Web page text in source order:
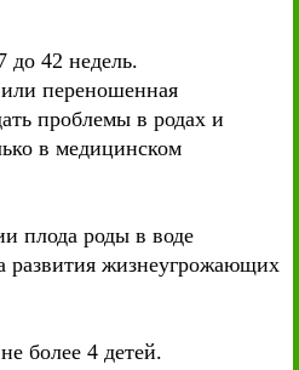
до 42 недель.
переношенная
проблемы в родах и
в медицинском
плода роды в воде
развития жизнеугрожающих
более 4 детей.